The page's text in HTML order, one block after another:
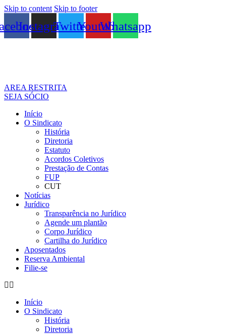
Skip to content Skip to footer
InstagramTwitterYoutubeWhatsapp
AREA RESTRITA
SEJA SÓCIO
Início
O Sindicato
História
Diretoria
Estatuto
Acordos Coletivos
Prestação de Contas
FUP
CUT
Notícias
Jurídico
Transparência no Jurídico
Agende um plantão
Corpo Jurídico
Cartilha do Jurídico
Aposentados
Reserva Ambiental
Filie-se
Início
O Sindicato
História
Diretoria